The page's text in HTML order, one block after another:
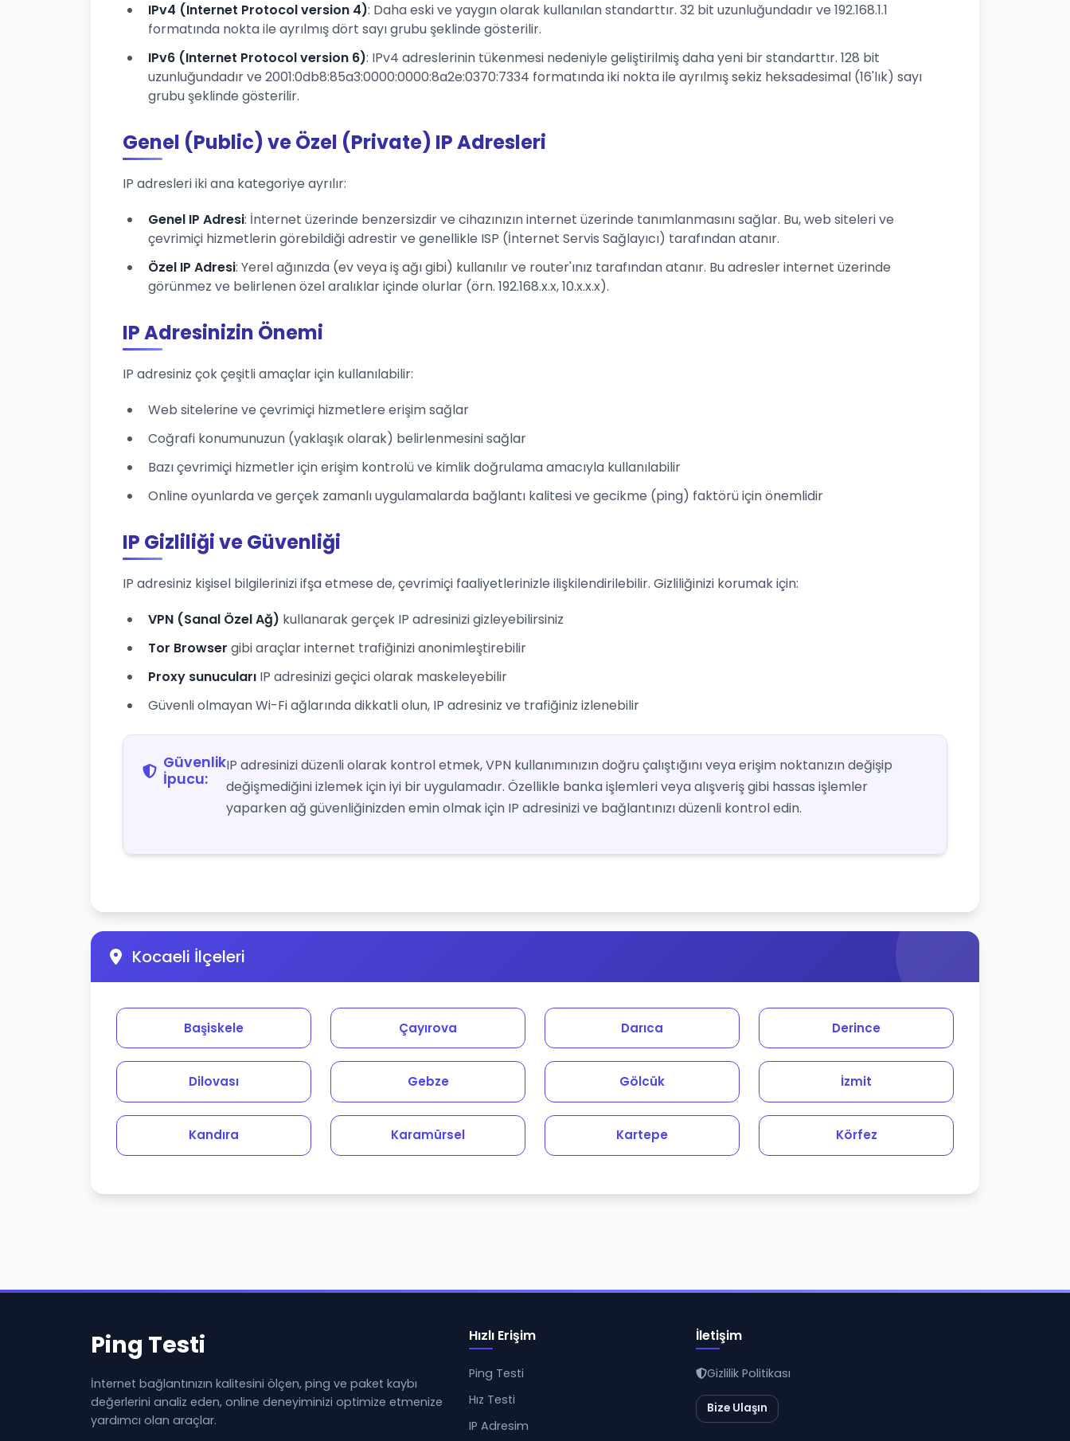
IPv4 (Internet Protocol version 4): Daha eski ve yaygın olarak kullanılan standarttır. 32 bit uzunluğundadır ve 192.168.1.1
formatında nokta ile ayrılmış dört sayı grubu şeklinde gösterilir.
IPv6 (Internet Protocol version 6): IPv4 adreslerinin tükenmesi nedeniyle geliştirilmiş daha yeni bir standarttır. 128 bit
uzunluğundadır ve 2001:0db8:85a3:0000:0000:8a2e:0370:7334 formatında iki nokta ile ayrılmış sekiz heksadesimal (16'lık) sayı
grubu şeklinde gösterilir.
Genel (Public) ve Özel (Private) IP Adresleri
IP adresleri iki ana kategoriye ayrılır:
Genel IP Adresi: İnternet üzerinde benzersizdir ve cihazınızın internet üzerinde tanımlanmasını sağlar. Bu, web siteleri ve
çevrimiçi hizmetlerin görebildiği adrestir ve genellikle ISP (İnternet Servis Sağlayıcı) tarafından atanır.
Özel IP Adresi: Yerel ağınızda (ev veya iş ağı gibi) kullanılır ve router'ınız tarafından atanır. Bu adresler internet üzerinde
görünmez ve belirlenen özel aralıklar içinde olurlar (örn. 192.168.x.x, 10.x.x.x).
IP Adresinizin Önemi
IP adresiniz çok çeşitli amaçlar için kullanılabilir:
Web sitelerine ve çevrimiçi hizmetlere erişim sağlar
Coğrafi konumunuzun (yaklaşık olarak) belirlenmesini sağlar
Bazı çevrimiçi hizmetler için erişim kontrolü ve kimlik doğrulama amacıyla kullanılabilir
Online oyunlarda ve gerçek zamanlı uygulamalarda bağlantı kalitesi ve gecikme (ping) faktörü için önemlidir
IP Gizliliği ve Güvenliği
IP adresiniz kişisel bilgilerinizi ifşa etmese de, çevrimiçi faaliyetlerinizle ilişkilendirilebilir. Gizliliğinizi korumak için:
VPN (Sanal Özel Ağ) kullanarak gerçek IP adresinizi gizleyebilirsiniz
Tor Browser gibi araçlar internet trafiğinizi anonimleştirebilir
Proxy sunucuları IP adresinizi geçici olarak maskeleyebilir
Güvenli olmayan Wi-Fi ağlarında dikkatli olun, IP adresiniz ve trafiğiniz izlenebilir
Güvenlik
İpucu:
IP adresinizi düzenli olarak kontrol etmek, VPN kullanımınızın doğru çalıştığını veya erişim noktanızın değişip
değişmediğini izlemek için iyi bir uygulamadır. Özellikle banka işlemleri veya alışveriş gibi hassas işlemler
yaparken ağ güvenliğinizden emin olmak için IP adresinizi ve bağlantınızı düzenli kontrol edin.
Kocaeli İlçeleri
Başiskele Çayırova Darıca Derince
Dilovası Gebze Gölcük İzmit
Kandıra Karamürsel Kartepe Körfez
Ping Testi
İnternet bağlantınızın kalitesini ölçen, ping ve paket kaybı
değerlerini analiz eden, online deneyiminizi optimize etmenize
yardımcı olan araçlar.
Hızlı Erişim
Ping Testi
Hız Testi
IP Adresim
İletişim
Gizlilik Politikası
Bize Ulaşın